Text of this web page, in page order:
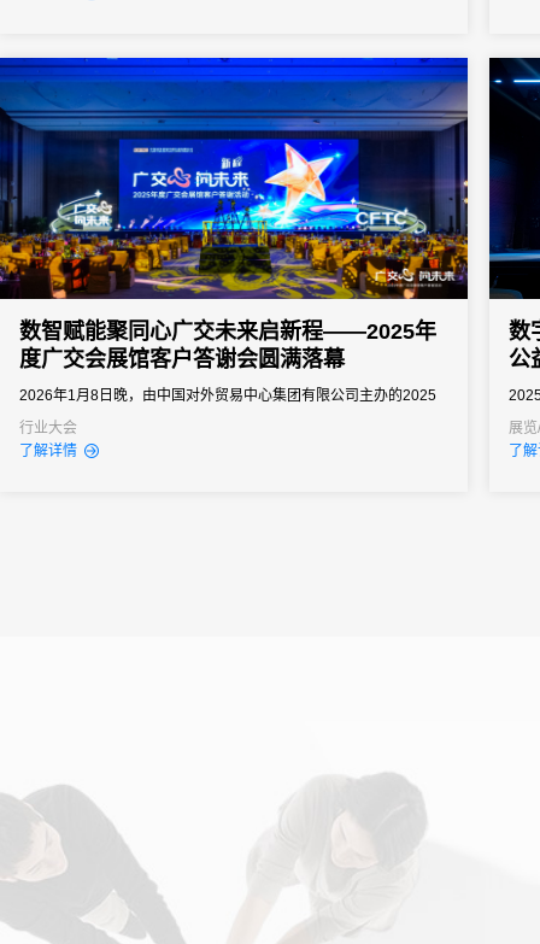
会务系统不...
数智赋能聚同心广交未来启新程——2025年
度广交会展馆客户答谢会圆满落幕
2026年1月8日晚，由中国对外贸易中心集团有限公司主办的2025
年度广交会展馆客户答谢活动，在广州市广交会堂成功举办。本次
活动以“广交心向未来”为主题，邀请政府部门、行业协会、展会主
行业大会
了解详情
数
公
慈
展
了